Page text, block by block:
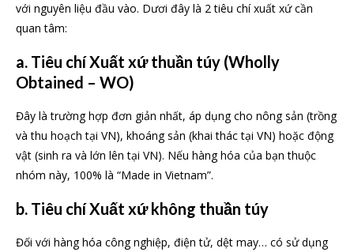
với nguyên liệu đầu vào. Dươi đây là 2 tiêu chí xuất xứ cần
quan tâm:
a. Tiêu chí Xuất xứ thuần túy (Wholly
Obtained – WO)
Đây là trường hợp đơn giản nhất, áp dụng cho nông sản (trồng
và thu hoạch tại VN), khoáng sản (khai thác tại VN) hoặc động
vật (sinh ra và lớn lên tại VN). Nếu hàng hóa của bạn thuộc
nhóm này, 100% là “Made in Vietnam”.
b. Tiêu chí Xuất xứ không thuần túy
Đối với hàng hóa công nghiệp, điện tử, dệt may… có sử dụng